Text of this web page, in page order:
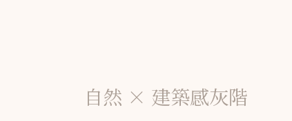
自然 × 建築感灰階